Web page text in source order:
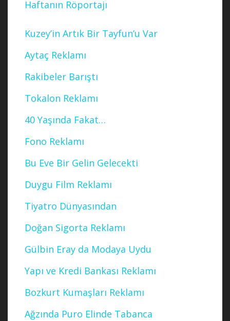
Haftanın Röportajı
Kuzey’in Artık Bir Tayfun’u Var
Aytaç Reklamı
Rakibeler Barıştı
Tokalon Reklamı
40 Yaşında Fakat…
Fono Reklamı
Bu Eve Bir Gelin Gelecekti
Duygu Film Reklamı
Tiyatro Dünyasından
Doğan Sigorta Reklamı
Gülbin Eray da Modaya Uydu
Yapı ve Kredi Bankası Reklamı
Bozkurt Kumaşları Reklamı
Ağzında Puro Elinde Tabanca